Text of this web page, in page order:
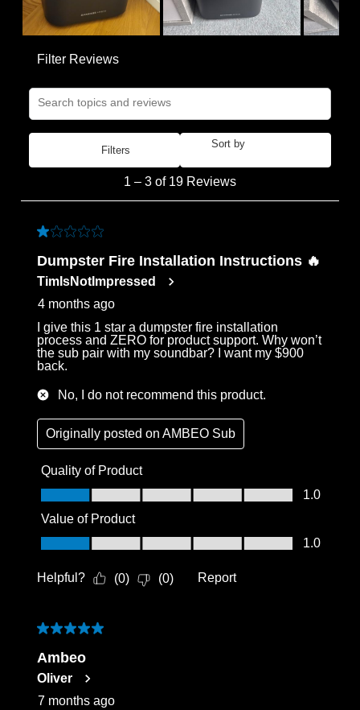
Filter Reviews
Search topics and reviews search region
Filters
Sort by
Reviews
1 – 3 of 19 Reviews
1 out of 5 stars.
Dumpster Fire Installation Instructions 🔥
TimIsNotImpressed
4 months ago
I give this 1 star a dumpster fire installation
process and ZERO for product support. Why won’t
the sub pair with my soundbar? I want my $900
back.
No, I do not recommend this product.
Originally posted onAMBEO Sub
Quality of Product
Quality of Product, 1.0 out of 5
1.0
Value of Product
Value of Product, 1.0 out of 5
1.0
Helpful? (0) (0) Report
5 out of 5 stars.
Ambeo
Oliver
7 months ago